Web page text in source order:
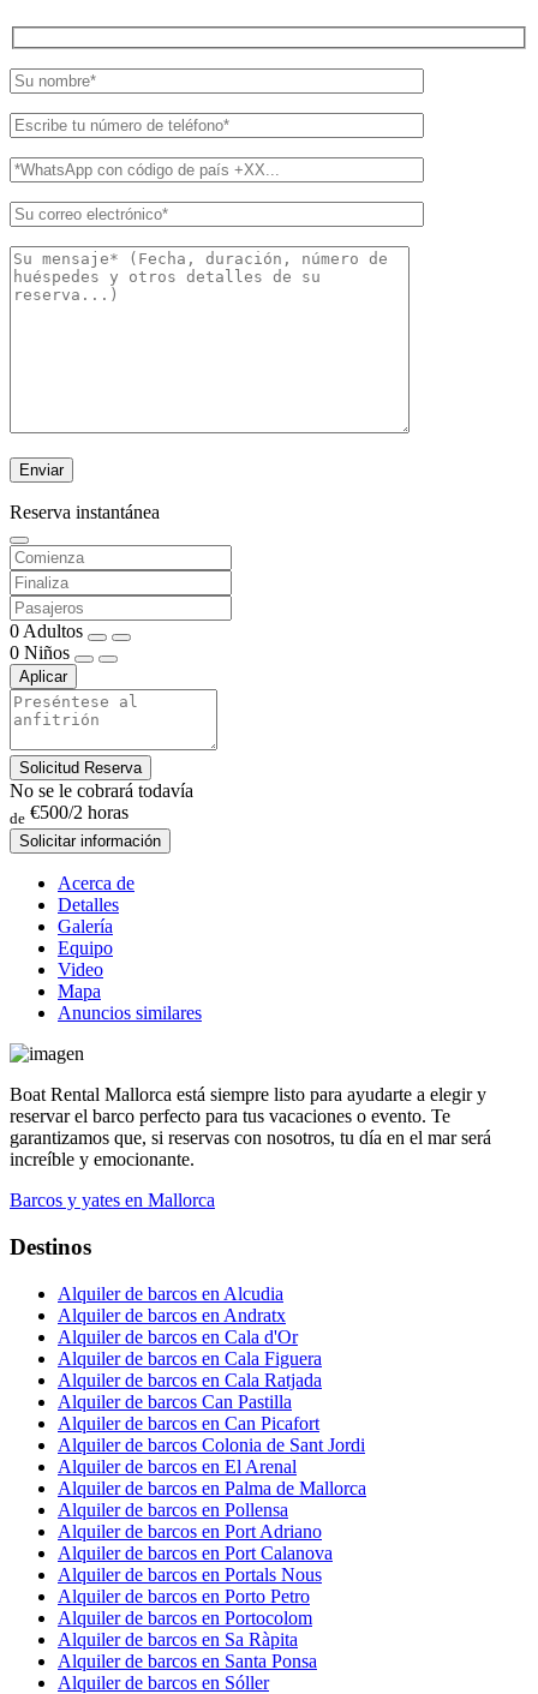
Reserva instantánea
0 Adultos
0 Niños
Aplicar
Solicitud Reserva
No se le cobrará todavía
de €500/2 horas
Solicitar información
Acerca de
Detalles
Galería
Equipo
Video
Mapa
Anuncios similares
Boat Rental Mallorca está siempre listo para ayudarte a elegir y
reservar el barco perfecto para tus vacaciones o evento. Te
garantizamos que, si reservas con nosotros, tu día en el mar será
increíble y emocionante.
Barcos y yates en Mallorca
Destinos
Alquiler de barcos en Alcudia
Alquiler de barcos en Andratx
Alquiler de barcos en Cala d'Or
Alquiler de barcos en Cala Figuera
Alquiler de barcos en Cala Ratjada
Alquiler de barcos Can Pastilla
Alquiler de barcos en Can Picafort
Alquiler de barcos Colonia de Sant Jordi
Alquiler de barcos en El Arenal
Alquiler de barcos en Palma de Mallorca
Alquiler de barcos en Pollensa
Alquiler de barcos en Port Adriano
Alquiler de barcos en Port Calanova
Alquiler de barcos en Portals Nous
Alquiler de barcos en Porto Petro
Alquiler de barcos en Portocolom
Alquiler de barcos en Sa Ràpita
Alquiler de barcos en Santa Ponsa
Alquiler de barcos en Sóller